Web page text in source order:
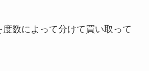
数によって分けて買い取って